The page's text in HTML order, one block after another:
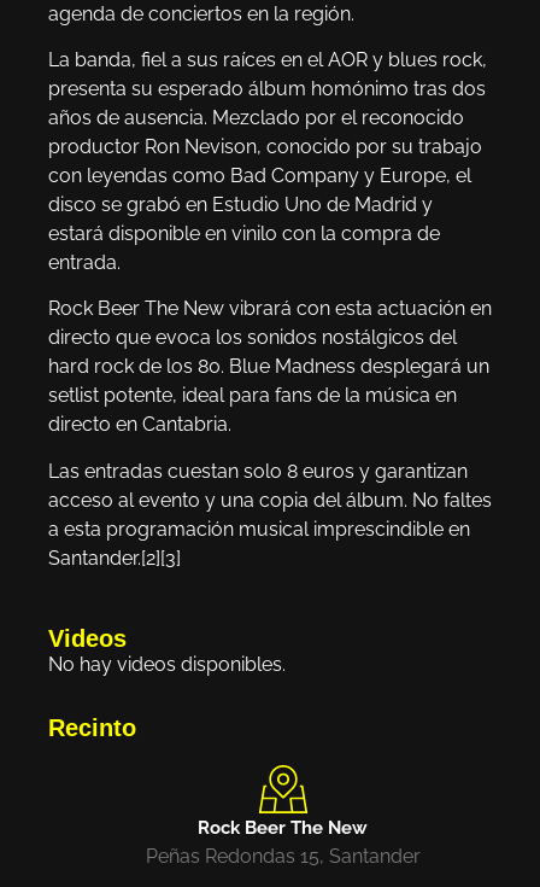
agenda de conciertos en la región.
La banda, fiel a sus raíces en el AOR y blues rock,
presenta su esperado álbum homónimo tras dos
años de ausencia. Mezclado por el reconocido
productor Ron Nevison, conocido por su trabajo
con leyendas como Bad Company y Europe, el
disco se grabó en Estudio Uno de Madrid y
estará disponible en vinilo con la compra de
entrada.
Rock Beer The New vibrará con esta actuación en
directo que evoca los sonidos nostálgicos del
hard rock de los 80. Blue Madness desplegará un
setlist potente, ideal para fans de la música en
directo en Cantabria.
Las entradas cuestan solo 8 euros y garantizan
acceso al evento y una copia del álbum. No faltes
a esta programación musical imprescindible en
Santander.[2][3]
Videos
No hay videos disponibles.
Recinto
Rock Beer The New
Peñas Redondas 15, Santander